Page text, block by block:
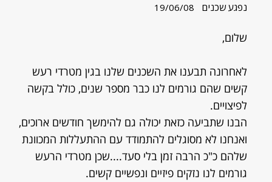
נפגע שכנים 19/06/08
שלום,
לאחרונה תבענו את השכנים שלנו בגין מטרדי רעש
קשים שהם גורמים לנו כבר מספר שנים, כולל בקשה
לפיצויים.
הבנו שתביעה כזאת יכולה גם להימשך חודשים ארוכים,
ואנחנו לא מסוגלים להתמודד עם ההתעללות המכוונת
שלהם כ"כ הרבה זמן בלי סעד....שכן מטרדי הרעש
גורמים לנו נזקים פיזיים ונפשיים קשים.